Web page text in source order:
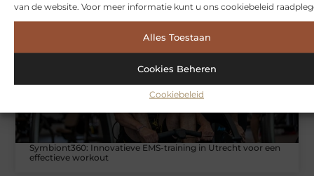
van de website. Voor meer informatie kunt u ons cookiebeleid
Alles Toestaan
Cookies Beheren
Cookiebeleid
Symbiont360: Innovatieve EMS-training in Utrecht voor een
effectieve workout